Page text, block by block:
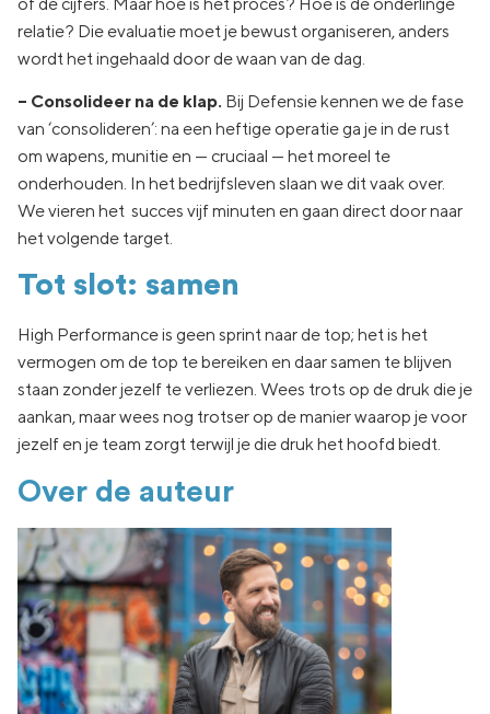
relatie? Die evaluatie moet je bewust organiseren, anders
wordt het ingehaald door de waan van de dag.
– Consolideer na de klap. Bij Defensie kennen we de fase
van ‘consolideren’: na een heftige operatie ga je in de rust
om wapens, munitie en — cruciaal — het moreel te
onderhouden. In het bedrijfsleven slaan we dit vaak over.
We vieren het succes vijf minuten en gaan direct door naar
het volgende target.
Tot slot: samen
High Performance is geen sprint naar de top; het is het
vermogen om de top te bereiken en daar samen te blijven
staan zonder jezelf te verliezen. Wees trots op de druk die je
aankan, maar wees nog trotser op de manier waarop je voor
jezelf en je team zorgt terwijl je die druk het hoofd biedt.
Over de auteur